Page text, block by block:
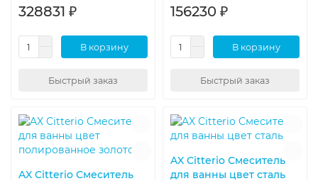
328831 ₽
В корзину
Быстрый заказ
156230 ₽
В корзину
Быстрый заказ
AX Citterio Смеситель
AX Citterio Смеситель
для ванны цвет сталь